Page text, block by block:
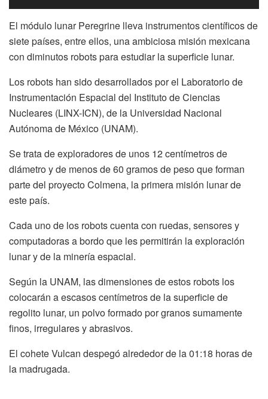
El módulo lunar Peregrine lleva instrumentos científicos de
siete países, entre ellos, una ambiciosa misión mexicana
con diminutos robots para estudiar la superficie lunar.
Los robots han sido desarrollados por el Laboratorio de
Instrumentación Espacial del Instituto de Ciencias
Nucleares (LINX-ICN), de la Universidad Nacional
Autónoma de México (UNAM).
Se trata de exploradores de unos 12 centímetros de
diámetro y de menos de 60 gramos de peso que forman
parte del proyecto Colmena, la primera misión lunar de
este país.
Cada uno de los robots cuenta con ruedas, sensores y
computadoras a bordo que les permitirán la exploración
lunar y de la minería espacial.
Según la UNAM, las dimensiones de estos robots los
colocarán a escasos centímetros de la superficie de
regolito lunar, un polvo formado por granos sumamente
finos, irregulares y abrasivos.
El cohete Vulcan despegó alrededor de la 01:18 horas de
la madrugada.